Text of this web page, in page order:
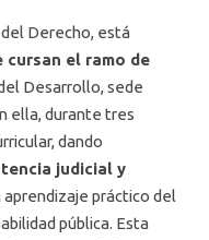
Derecho, está
el ramo de
Desarrollo, sede
ella, durante tres
dando
judicial y
práctico del
pública. Esta